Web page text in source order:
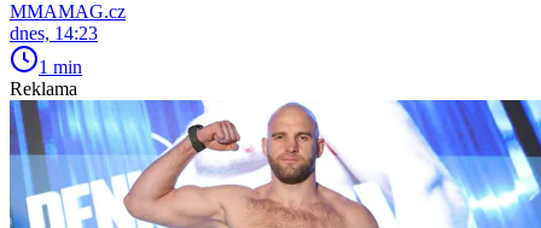
MMAMAG.cz
dnes, 14:23
1 min
Reklama